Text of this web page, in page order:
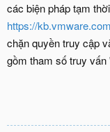
các biện pháp tạm
https://
chặn quyền truy cập
gồm tham số truy vấn